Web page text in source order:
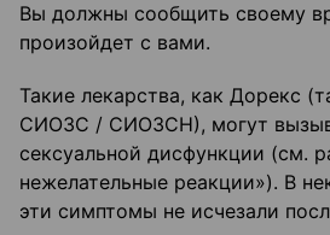
Вы должны сообщить своему
произойдет с вами.
Такие лекарства, как Дорекс
СИОЗС / СИОЗСН), могут
сексуальной дисфункции (см.
нежелательные реакции»). В
эти симптомы не исчезали